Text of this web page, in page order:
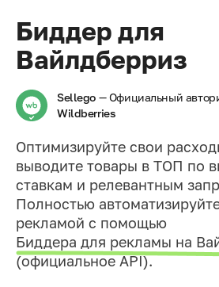
Биддер для
Вайлдберриз
Sellego — Официальный
Wildberries
Оптимизируйте свои
выводите товары в ТОП по
ставкам и релевантным
Полностью
рекламой с помощью
Биддера для рекламы на
(официальное API).